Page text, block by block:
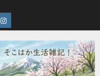
Instagram